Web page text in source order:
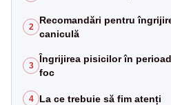
2
Recomandări pentru
caniculă
3
Îngrijirea pisicilor în
foc
4 La ce trebuie să fim atenți